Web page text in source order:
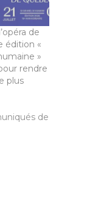
de
édition «
»
rendre
plus
de